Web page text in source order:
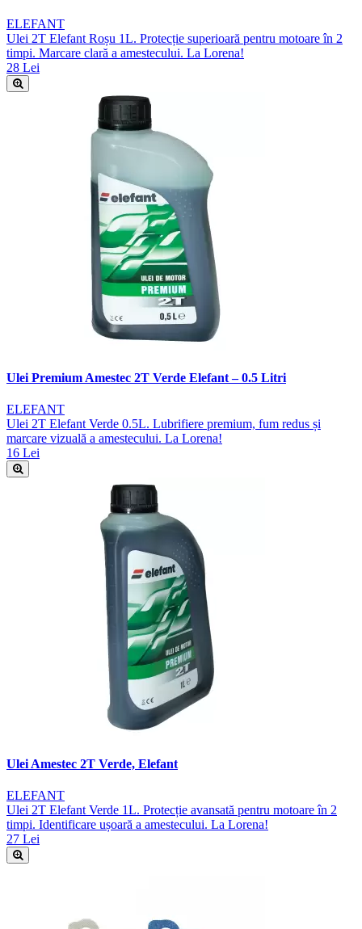
ELEFANT
Ulei 2T Elefant Roșu 1L. Protecție superioară pentru motoare în 2
timpi. Marcare clară a amestecului. La Lorena!
28 Lei
Ulei Premium Amestec 2T Verde Elefant – 0.5 Litri
ELEFANT
Ulei 2T Elefant Verde 0.5L. Lubrifiere premium, fum redus și
marcare vizuală a amestecului. La Lorena!
16 Lei
Ulei Amestec 2T Verde, Elefant
ELEFANT
Ulei 2T Elefant Verde 1L. Protecție avansată pentru motoare în 2
timpi. Identificare ușoară a amestecului. La Lorena!
27 Lei